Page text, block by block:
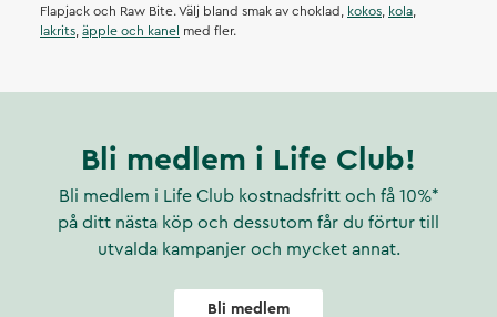
Flapjack och Raw Bite. Välj bland smak av choklad,
kokos kola
lakrits äpple och kanel med fler.
Bli medlem i Life Club!
Bli medlem i Life Club kostnadsfritt och få 10%*
på ditt nästa köp och dessutom får du förtur till
utvalda kampanjer och mycket annat.
Bli medlem